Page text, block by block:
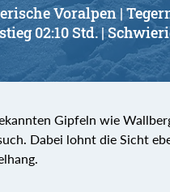
Voralpen |
02:10 Std. |
Gipfeln wie
Dabei lohnt die Sicht